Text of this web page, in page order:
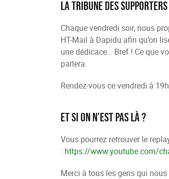
La tribune des supporters
Chaque vendredi soir, nous
HT-Mail à Dapidu afin qu’on
une dédicace… Bref ! Ce que
parlera.
Rendez-vous ce vendredi à
Et si on n’est pas là ?
Vous pourrez retrouver le
: https://www.youtube.com/
Merci à tous les gens qui